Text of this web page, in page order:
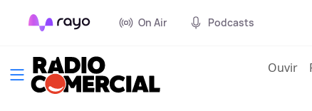
On Air Podcasts
Ouvir